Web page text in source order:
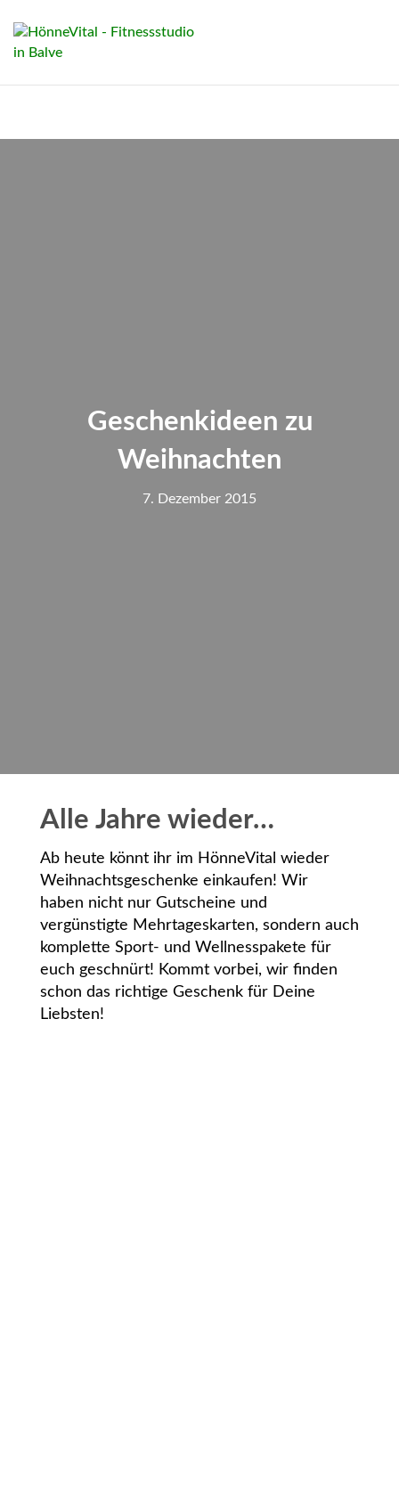
Geschenkideen zu
Weihnachten
7. Dezember 2015
Alle Jahre wieder…
Ab heute könnt ihr im HönneVital wieder
Weihnachtsgeschenke einkaufen! Wir
haben nicht nur Gutscheine und
vergünstigte Mehrtageskarten, sondern auch
komplette Sport- und Wellnesspakete für
euch geschnürt! Kommt vorbei, wir finden
schon das richtige Geschenk für Deine
Liebsten!